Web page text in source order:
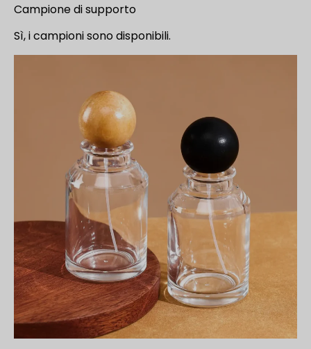
Campione di supporto
Sì, i campioni sono disponibili.